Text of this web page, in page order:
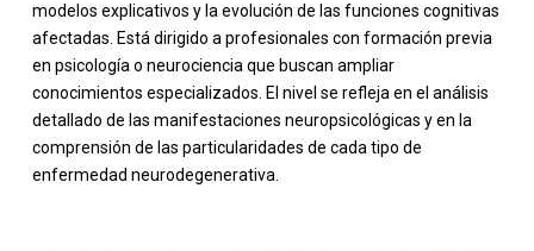
modelos explicativos y la evolución de las funciones cognitivas
afectadas. Está dirigido a profesionales con formación previa
en psicología o neurociencia que buscan ampliar
conocimientos especializados. El nivel se refleja en el análisis
detallado de las manifestaciones neuropsicológicas y en la
comprensión de las particularidades de cada tipo de
enfermedad neurodegenerativa.
-